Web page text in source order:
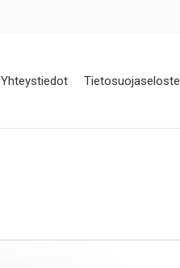
Yhteystiedot Tietosuojaseloste